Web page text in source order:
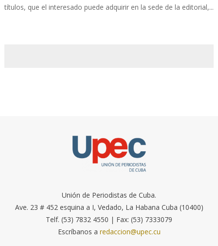
títulos, que el interesado puede adquirir en la sede de la editorial,...
Unión de Periodistas de Cuba.
Ave. 23 # 452 esquina a I, Vedado, La Habana Cuba (10400)
Telf. (53) 7832 4550 | Fax: (53) 7333079
Escríbanos a redaccion@upec.cu